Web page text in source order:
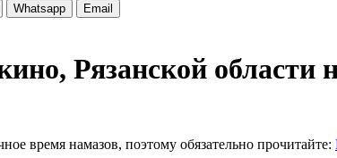
Whatsapp Email
Рязанской области
время намазов, поэтому обязательно прочитайте: